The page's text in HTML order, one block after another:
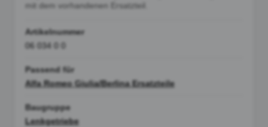
mit dem vorhandenen Ersatzteil.
Artikelnummer
06 034 0 0
Passend für
Alfa Romeo Giulia/Berlina Ersatzteile
Baugruppe
Lenkgetriebe